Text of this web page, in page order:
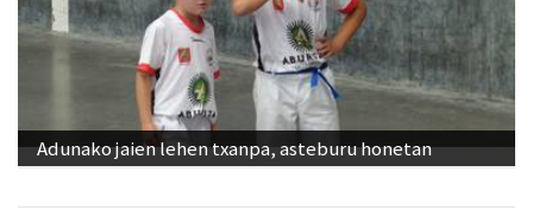
Adunako jaien lehen txanpa, asteburu honetan